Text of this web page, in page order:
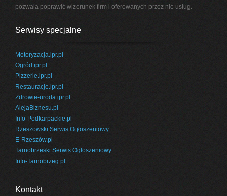
pozwala poprawić wizerunek firm i oferowanych przez nie usług.
Serwisy specjalne
Motoryzacja.ipr.pl
Ogród.ipr.pl
Pizzerie.ipr.pl
Restauracje.ipr.pl
Zdrowie-uroda.ipr.pl
AlejaBiznesu.pl
Info-Podkarpackie.pl
Rzeszowski Serwis Ogłoszeniowy
E-Rzeszów.pl
Tarnobrzeski Serwis Ogłoszeniowy
Info-Tarnobrzeg.pl
Kontakt